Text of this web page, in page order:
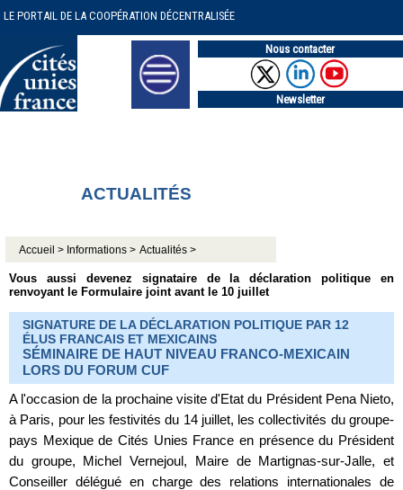
LE PORTAIL DE LA COOPÉRATION DÉCENTRALISÉE
Nous contacter
Newsletter
ACTUALITÉS
Accueil > Informations > Actualités >
Vous aussi devenez signataire de la déclaration politique en
renvoyant le Formulaire joint avant le 10 juillet
SIGNATURE DE LA DÉCLARATION POLITIQUE PAR 12
ÉLUS FRANCAIS ET MEXICAINS
SÉMINAIRE DE HAUT NIVEAU FRANCO-MEXICAIN
LORS DU FORUM CUF
A l'occasion de la prochaine visite d'Etat du Président Pena Nieto,
à Paris, pour les festivités du 14 juillet, les collectivités du groupe-
pays Mexique de Cités Unies France en présence du Président
du groupe, Michel Vernejoul, Maire de Martignas-sur-Jalle, et
Conseiller délégué en charge des relations internationales de